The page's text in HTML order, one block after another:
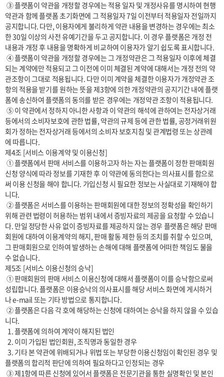
약관과 함께 플랫폼 초기화면에 그 적용일자 7일 이전부터 적용일자 전일까지
공지합니다. 다만, 이용자에게 불리하게 약관 내용을 변경하는 경우에는 최소
한 30일 이상의 사전 유예기간을 두고 공지합니다. 이 경우 플랫폼은 개정 전
내용과 개정 후 내용을 명확하게 비교하여 이용자가 알기 쉽도록 표시합니다.
되는 계약에만 적용되고 그 이전에 이미 체결된 계약에 대해서는 개정 전의 약
관조항이 그대로 적용됩니다. 다만 이미 계약을 체결한 이용자가 개정약관 조
항의 적용을 받기를 원하는 뜻을 제3항에 의한 개정약관의 공지기간 내에 플랫
폼에 송신하여 플랫폼의 동의를 받은 경우에는 개정약관 조항이 적용됩니다.
등에서의 소비자보호에 관한 법률, 약관의 규제 등에 관한 법률, 공정거래위원
회가 정하는 전자상거래 등에서의 소비자 보호지침 및 관계법령 또는 상관례
에 따릅니다.
제4조 [서비스 이용계약 및 이용신청]
신청 양식에 따라 정보를 기재한 후 이 약관에 동의한다는 의사표시를 함으로
써 이용 신청을 해야 합니다. 가입신청 시 필요한 정보는 사실대로 기재해야 합
니다.
위해 관련 법령이 허용하는 범위 내에서 증빙자료의 제공을 요청할 수 있습니
다. 만일 정당한 사유 없이 증빙자료를 제공하지 않는 경우 플랫폼은 해당 판매
회원에 대하여 이용계약의 해지, 판매 활동 제한 등의 조치를 취할 수 있으며,
그 판매회원으로 인하여 발생하는 손해에 대해 플랫폼에 어떠한 책임도 물을
수 없습니다.
제5조 [서비스 이용신청의 승낙]
성립합니다. 플랫폼은 이용승낙의 의사표시를 해당 서비스 화면에 게시하거
나 e-mail 또는 기타 방법으로 통지합니다.
니다.
  2. 이미 가입된 법인회원, 조직명과 동일한 경우
  3. 기타 본 약관에 위배되거나 위법 또는 부당한 이용신청임이 확인된 경우 및
플랫폼의 합리적 판단에 의하여 필요하다고 인정되는 경우